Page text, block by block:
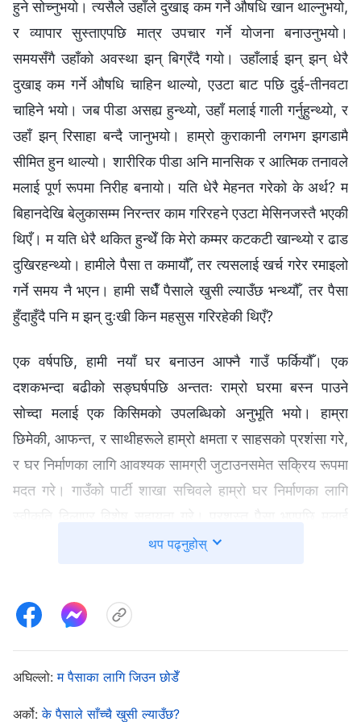
हुने सोच्नुभयो। त्यसैले उहाँले दुखाइ कम गर्ने औषधि खान थाल्नुभयो,
र व्यापार सुस्ताएपछि मात्र उपचार गर्ने योजना बनाउनुभयो।
समयसँगै उहाँको अवस्था झन् बिग्रँदै गयो। उहाँलाई झन् झन् धेरै
दुखाइ कम गर्ने औषधि चाहिन थाल्यो, एउटा बाट पछि दुई-तीनवटा
चाहिने भयो। जब पीडा असह्य हुन्थ्यो, उहाँ मलाई गाली गर्नुहुन्थ्यो, र
उहाँ झन् रिसाहा बन्दै जानुभयो। हाम्रो कुराकानी लगभग झगडामै
सीमित हुन थाल्यो। शारीरिक पीडा अनि मानसिक र आत्मिक तनावले
मलाई पूर्ण रूपमा निरीह बनायो। यति धेरै मेहनत गरेको के अर्थ? म
बिहानदेखि बेलुकासम्म निरन्तर काम गरिरहने एउटा मेसिनजस्तै भएकी
थिएँ। म यति धेरै थकित हुन्थेँ कि मेरो कम्मर कटकटी खान्थ्यो र ढाड
दुखिरहन्थ्यो। हामीले पैसा त कमायौँ, तर त्यसलाई खर्च गरेर रमाइलो
गर्ने समय नै भएन। हामी सधैँ पैसाले खुसी ल्याउँछ भन्थ्यौँ, तर पैसा
हुँदाहुँदै पनि म झन् दुःखी किन महसुस गरिरहेकी थिएँ?
एक वर्षपछि, हामी नयाँ घर बनाउन आफ्नै गाउँ फर्कियौँ। एक
दशकभन्दा बढीको सङ्घर्षपछि अन्ततः राम्रो घरमा बस्न पाउने
सोच्दा मलाई एक किसिमको उपलब्धिको अनुभूति भयो। हाम्रा
छिमेकी, आफन्त, र साथीहरूले हाम्रो क्षमता र साहसको प्रशंसा गरे,
र घर निर्माणका लागि आवश्यक सामग्री जुटाउनसमेत सक्रिय रूपमा
मदत गरे। गाउँको पार्टी शाखा सचिवले हाम्रो घर निर्माणका लागि
फरक महसुस भयो, र सबै कुरा सजिलै हुँदै गएको जस्तो लाग्यो। तर,
भएको बताउनुभयो र गाउँको अस्पताल जाने निर्णय गर्नुभयो। म
तपाईंको श्रीमान्को अवस्था अत्यन्तै नाजुक छ!” म अक्क न बक्क
थप पढ्नुहोस्
अघिल्लो:म पैसाका लागि जिउन छोडेँ
अर्को:के पैसाले साँच्चै खुसी ल्याउँछ?